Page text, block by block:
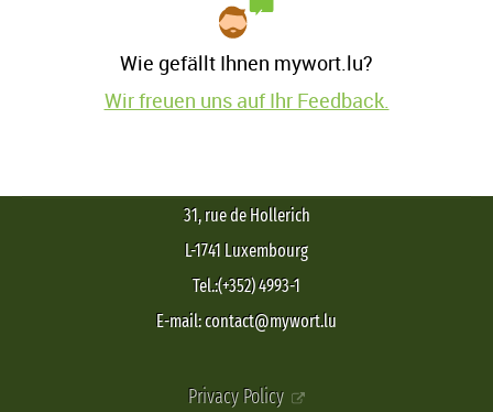
Wie gefällt Ihnen mywort.lu?
Wir freuen uns auf Ihr Feedback.
31, rue de Hollerich
L-1741 Luxembourg
Tel.:(+352) 4993-1
E-mail: contact@mywort.lu
Privacy Policy